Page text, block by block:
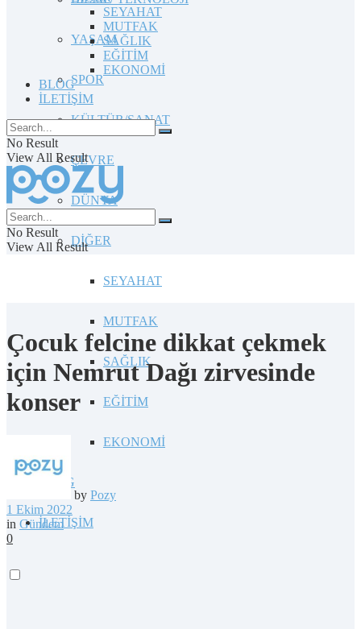
YAŞAM
SPOR
KÜLTÜR/SANAT
ÇEVRE
DÜNYA
DİĞER
SEYAHAT
MUTFAK
SAĞLIK
EĞİTİM
EKONOMİ
BLOG
İLETİŞİM
SEYAHAT
MUTFAK
SAĞLIK
EĞİTİM
EKONOMİ
BLOG
İLETİŞİM
No Result
View All Result
No Result
View All Result
Çocuk felcine dikkat çekmek
için Nemrut Dağı zirvesinde
konser
by Pozy
1 Ekim 2022
in Gündem
0